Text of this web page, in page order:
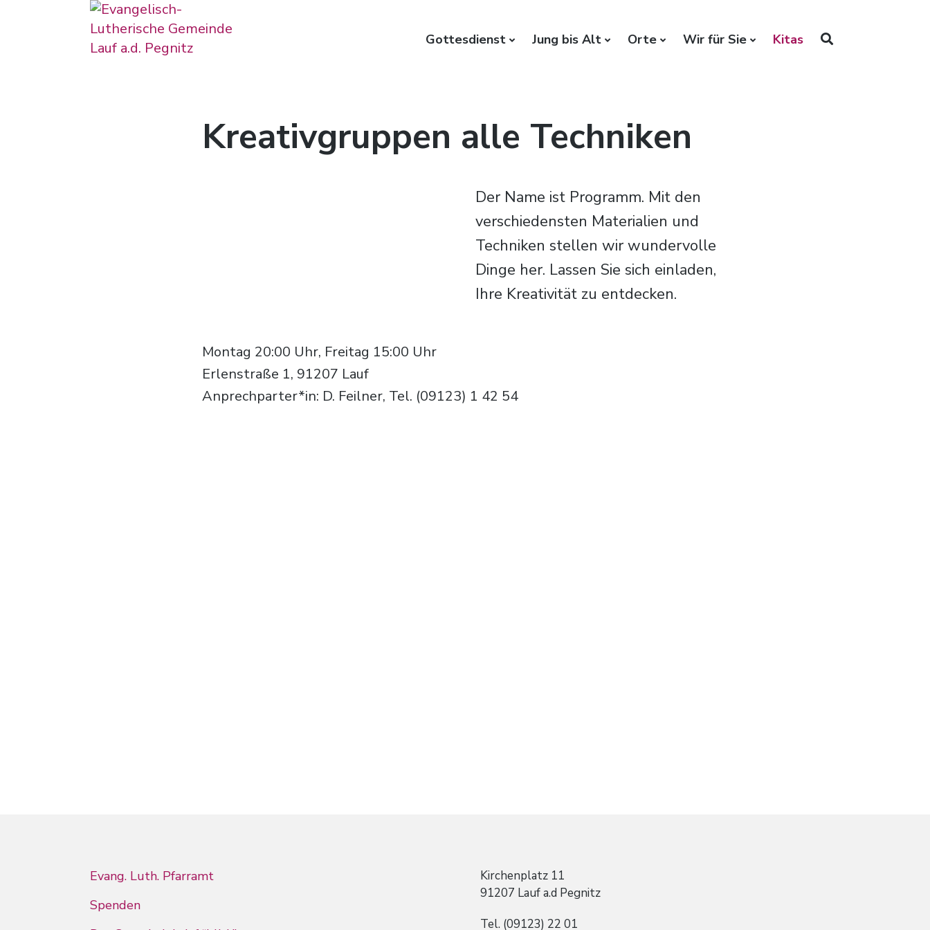
Gottesdienst Jung bis Alt Orte Wir für Sie Kitas
Kreativgruppen alle Techniken
Der Name ist Programm. Mit den
verschiedensten Materialien und
Techniken stellen wir wundervolle
Dinge her. Lassen Sie sich einladen,
Ihre Kreativität zu entdecken.
Montag 20:00 Uhr, Freitag 15:00 Uhr
Erlenstraße 1, 91207 Lauf
Anprechparter*in: D. Feilner, Tel. (09123) 1 42 54
Evang. Luth. Pfarramt
Spenden
Kirchenplatz 11
91207 Lauf a.d Pegnitz
Tel. (09123) 22 01